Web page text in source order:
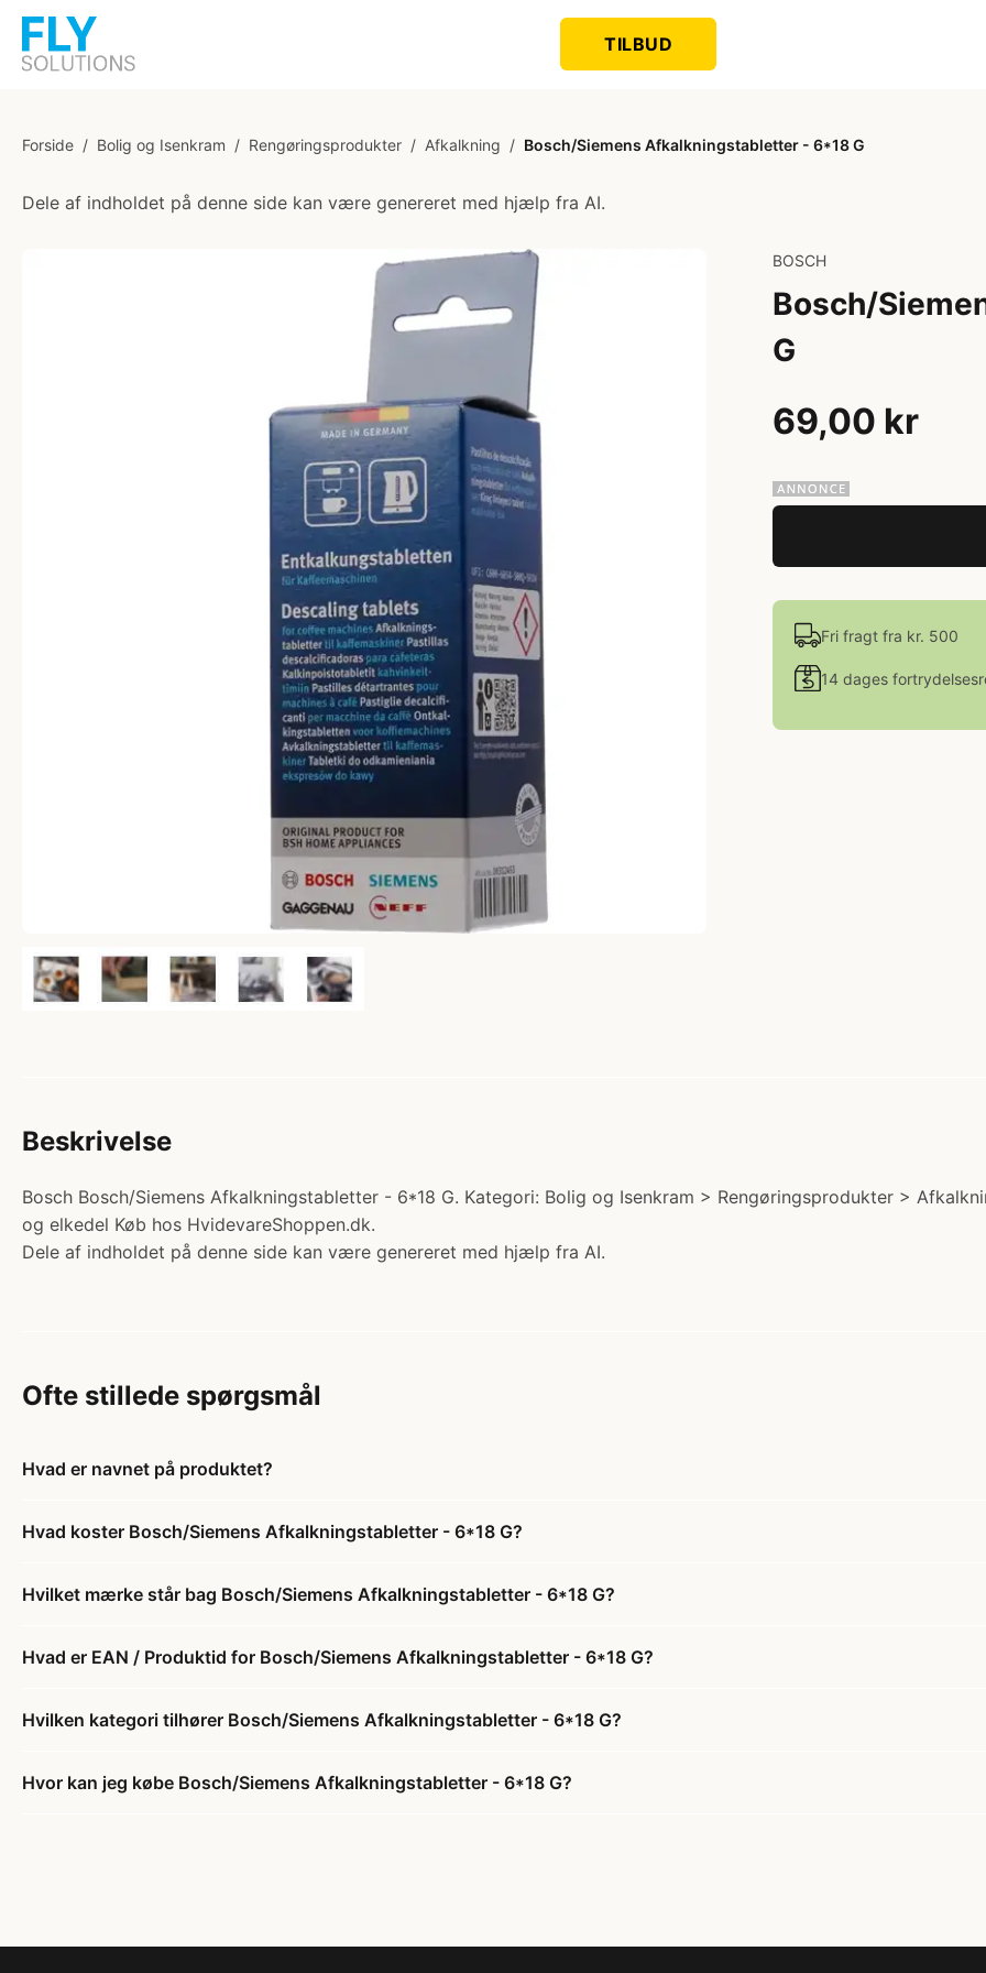
TILBUD
Forside / Bolig og Isenkram / Rengøringsprodukter / Afkalkning / Bosch/Siemens Afkalkningstabletter - 6*18 G
Dele af indholdet på denne side kan være genereret med hjælp fra AI.
BOSCH
Bosch/
G
69,00 kr
Fri fragt fra kr. 500
14 dages
Beskrivelse
Bosch Bosch/Siemens Afkalkningstabletter - 6*18 G. Kategori: Bolig og Isenkram > Rengøringsprodukter >
og elkedel Køb hos HvidevareShoppen.dk.
Dele af indholdet på denne side kan være genereret med hjælp fra AI.
Ofte stillede spørgsmål
Hvad er navnet på produktet?
Hvad koster Bosch/Siemens Afkalkningstabletter - 6*18 G?
Hvilket mærke står bag Bosch/Siemens Afkalkningstabletter - 6*18 G?
Hvad er EAN / Produktid for Bosch/Siemens Afkalkningstabletter - 6*18 G?
Hvilken kategori tilhører Bosch/Siemens Afkalkningstabletter - 6*18 G?
Hvor kan jeg købe Bosch/Siemens Afkalkningstabletter - 6*18 G?